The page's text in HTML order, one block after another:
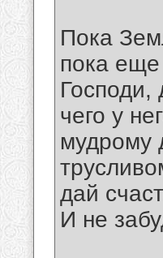
Пока
пока еще
чего у
мудрому
дай
И не